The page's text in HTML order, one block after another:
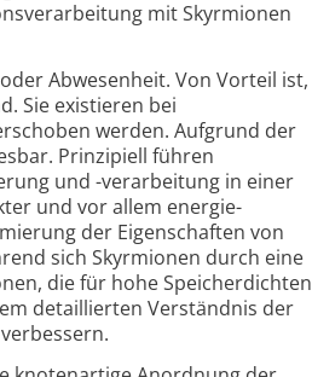
mit Skyrmionen
Abwesenheit. Von Vorteil ist,
Sie existieren bei
werden. Aufgrund der
Prinzipiell führen
und -verarbeitung in einer
und vor allem energie­
der Eigen­schaften von
sich Skyrmionen durch eine
die für hohe Speicherdichten
detaillierten Verständnis der